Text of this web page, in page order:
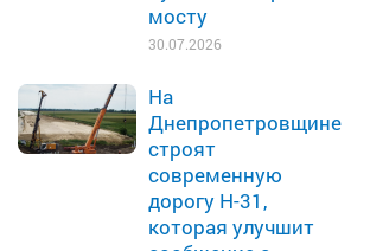
мосту
30.07.2026
На
Днепропетровщине
строят
современную
дорогу Н-31,
которая улучшит